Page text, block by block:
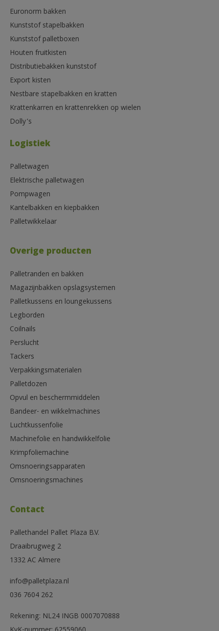
Euronorm bakken
Kunststof stapelbakken
Kunststof palletboxen
Houten fruitkisten
Distributiebakken kunststof
Export kisten
Nestbare stapelbakken en kratten
Krattenkarren en krattenrekken op wielen
Dolly’s
Logistiek
Palletwagen
Elektrische palletwagen
Pompwagen
Kantelbakken en kiepbakken
Palletwikkelaar
Overige producten
Palletranden en bakken
Magazijnbakken opslagsystemen
Palletkussens en loungekussens
Legborden
Coilnails
Perslucht
Tackers
Verpakkingsmaterialen
Palletdozen
Opvul en beschermmiddelen
Bandeer- en wikkelmachines
Luchtkussenfolie
Machinefolie en handwikkelfolie
Krimpfoliemachine
Omsnoeringsapparaten
Omsnoeringsmachines
Contact
Pallethandel Pallet Plaza B.V.
Draaibrugweg 2
1332 AC Almere
info@palletplaza.nl
036 7604 262
Rekening: NL24 INGB 0007070888